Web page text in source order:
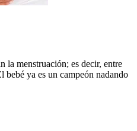
la menstruación; es decir, entre
bebé ya es un campeón nadando